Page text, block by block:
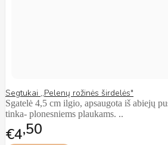
Segtukai ,,Pelenų rožinės širdelės"
Sgatelė 4,5 cm ilgio, apsaugota iš abiejų
tinka- plonesniems plaukams. ..
€4 50